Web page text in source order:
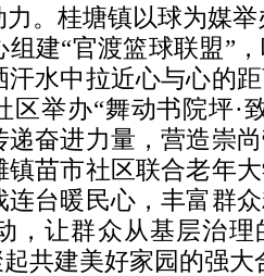
。桂塘镇以球为媒
建“官渡篮球联盟”
汗水中拉近心与心的
区举办“舞动书院坪·
奋进力量，营造崇
苗市社区联合老年
连台暖民心，丰富群
，让群众从基层治理
共建美好家园的强大